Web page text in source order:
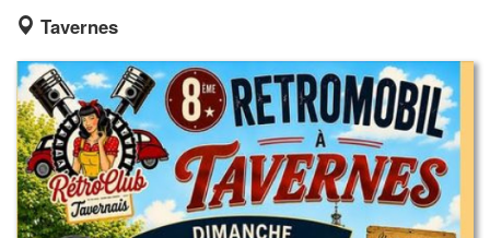
Tavernes